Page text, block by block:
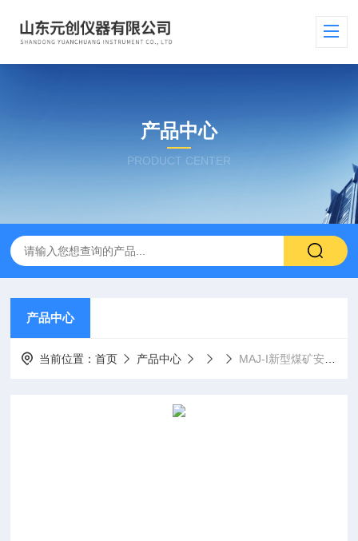
产品中心
PRODUCT CENTER
产品中心
当前位置：首页 产品中心 MAJ-I新型煤矿安全监测传感器校准仪